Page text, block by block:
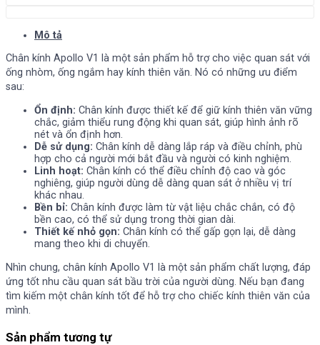
Mô tả
Chân kính Apollo V1 là một sản phẩm hỗ trợ cho việc quan sát với
ống nhòm, ống ngắm hay kính thiên văn. Nó có những ưu điểm
sau:
Ổn định: Chân kính được thiết kế để giữ kính thiên văn vững
chắc, giảm thiểu rung động khi quan sát, giúp hình ảnh rõ
nét và ổn định hơn.
Dễ sử dụng: Chân kính dễ dàng lắp ráp và điều chỉnh, phù
hợp cho cả người mới bắt đầu và người có kinh nghiệm.
Linh hoạt: Chân kính có thể điều chỉnh độ cao và góc
nghiêng, giúp người dùng dễ dàng quan sát ở nhiều vị trí
khác nhau.
Bền bỉ: Chân kính được làm từ vật liệu chắc chắn, có độ
bền cao, có thể sử dụng trong thời gian dài.
Thiết kế nhỏ gọn: Chân kính có thể gấp gọn lại, dễ dàng
mang theo khi di chuyển.
Nhìn chung, chân kính Apollo V1 là một sản phẩm chất lượng, đáp
ứng tốt nhu cầu quan sát bầu trời của người dùng. Nếu bạn đang
tìm kiếm một chân kính tốt để hỗ trợ cho chiếc kính thiên văn của
mình.
Sản phẩm tương tự